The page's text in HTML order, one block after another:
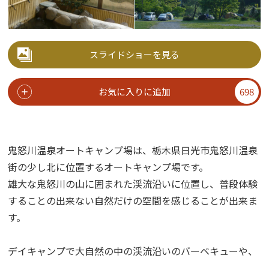
スライドショーを見る
お気に入りに追加 698
鬼怒川温泉オートキャンプ場は、栃木県日光市鬼怒川温泉
街の少し北に位置するオートキャンプ場です。
雄大な鬼怒川の山に囲まれた渓流沿いに位置し、普段体験
することの出来ない自然だけの空間を感じることが出来ま
す。
デイキャンプで大自然の中の渓流沿いのバーベキューや、